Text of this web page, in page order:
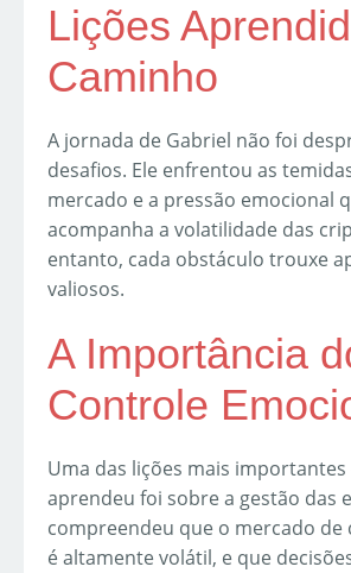
Lições
Caminho
A jornada de Gabriel não foi
desafios. Ele enfrentou as
mercado e a pressão emocional
acompanha a volatilidade das
entanto, cada obstáculo trouxe
valiosos.
A Importância
Controle
Uma das lições mais
aprendeu foi sobre a gestão das
compreendeu que o mercado de
é altamente volátil, e que